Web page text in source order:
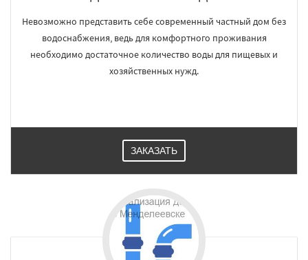
Невозможно представить себе современный частный дом без
водоснабжения, ведь для комфортного проживания
необходимо достаточное количество воды для пищевых и
хозяйственных нужд.
ЗАКАЗАТЬ